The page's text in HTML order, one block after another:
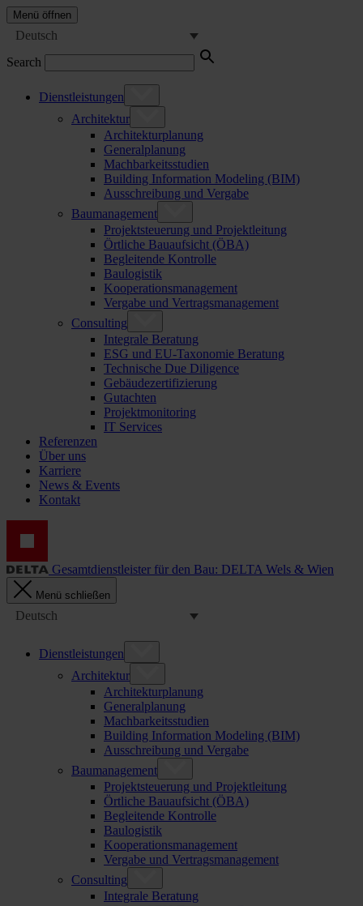
Menü öffnen
Deutsch
Search
Dienstleistungen
Architektur
Architekturplanung
Generalplanung
Machbarkeitsstudien
Building Information Modeling (BIM)
Ausschreibung und Vergabe
Baumanagement
Projektsteuerung und Projektleitung
Örtliche Bauaufsicht (ÖBA)
Begleitende Kontrolle
Baulogistik
Kooperationsmanagement
Vergabe und Vertragsmanagement
Consulting
Integrale Beratung
ESG und EU-Taxonomie Beratung
Technische Due Diligence
Gebäudezertifizierung
Gutachten
Projektmonitoring
IT Services
Referenzen
Über uns
Karriere
News & Events
Kontakt
Gesamtdienstleister für den Bau: DELTA Wels & Wien
Menü schließen
Deutsch
Dienstleistungen
Architektur
Architekturplanung
Generalplanung
Machbarkeitsstudien
Building Information Modeling (BIM)
Ausschreibung und Vergabe
Baumanagement
Projektsteuerung und Projektleitung
Örtliche Bauaufsicht (ÖBA)
Begleitende Kontrolle
Baulogistik
Kooperationsmanagement
Vergabe und Vertragsmanagement
Consulting
Integrale Beratung